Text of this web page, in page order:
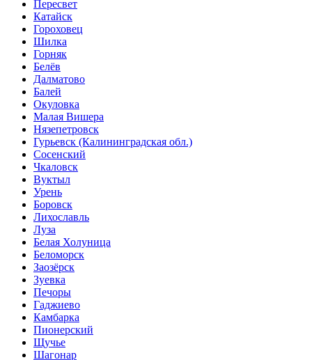
Пересвет
Катайск
Гороховец
Шилка
Горняк
Белёв
Далматово
Балей
Окуловка
Малая Вишера
Нязепетровск
Гурьевск (Калининградская обл.)
Сосенский
Чкаловск
Вуктыл
Урень
Боровск
Лихославль
Луза
Белая Холуница
Беломорск
Заозёрск
Зуевка
Печоры
Гаджиево
Камбарка
Пионерский
Щучье
Шагонар